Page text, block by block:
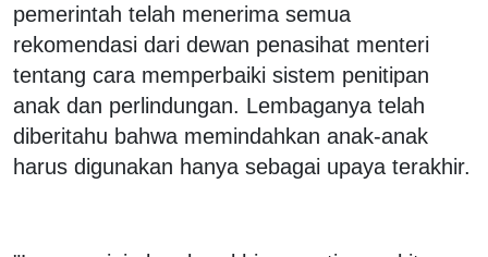
pemerintah telah menerima semua
rekomendasi dari dewan penasihat menteri
tentang cara memperbaiki sistem penitipan
anak dan perlindungan. Lembaganya telah
diberitahu bahwa memindahkan anak-anak
harus digunakan hanya sebagai upaya terakhir.